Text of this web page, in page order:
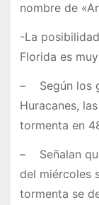
nombre de
-La
Florida es
– Según los
Huracanes,
tormenta en
– Señalan
del miércoles
tormenta se